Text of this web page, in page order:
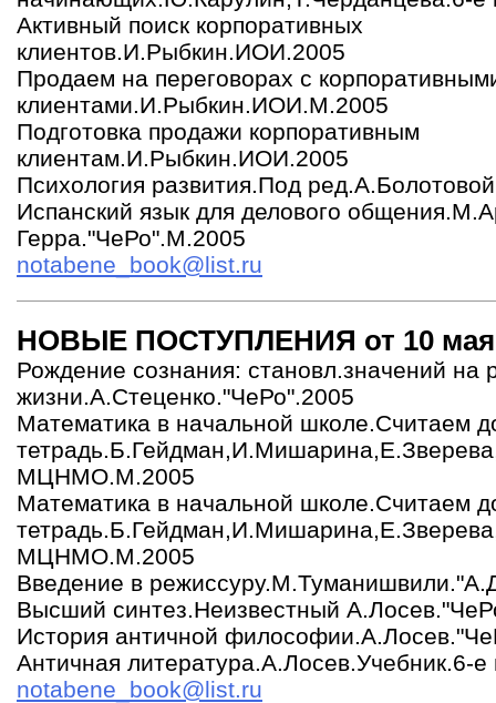
Активный поиск корпоративных
клиентов.И.Рыбкин.ИОИ.2005
Продаем на переговорах с
клиентами.И.Рыбкин.ИОИ.М.2005
Подготовка продажи корпоративным
клиентам.И.Рыбкин.ИОИ.2005
Психология развития.Под
Испанский язык для делового
Герра."ЧеРо".М.2005
notabene_book@list.ru
НОВЫЕ ПОСТУПЛЕНИЯ от 10 мая
Рождение сознания: становл.значений на
жизни.А.Стеценко."ЧеРо".2005
Математика в начальной школе.Считаем
МЦНМО.М.2005
Математика в начальной школе.Считаем
МЦНМО.М.2005
Введение в
Высший синтез.Неизвестный
История античной
Античная литература.А.Лосев.Учебник.6-
notabene_book@list.ru